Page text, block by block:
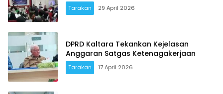
Tarakan 29 April 2026
DPRD Kaltara Tekankan Kejelasan
Anggaran Satgas Ketenagakerjaan
Tarakan 17 April 2026